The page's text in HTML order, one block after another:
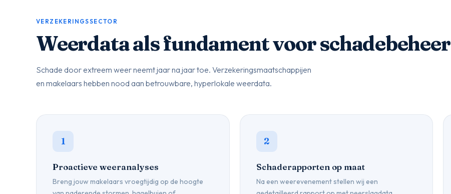
VERZEKERINGSSECTOR
Weerdata als fundament voor schadebeheer
Schade door extreem weer neemt jaar na jaar toe. Verzekeringsmaatschappijen
en makelaars hebben nood aan betrouwbare, hyperlokale weerdata.
1
Proactieve weeranalyses
Breng jouw makelaars vroegtijdig op de hoogte
2
Schaderapporten op maat
Na een weerevenement stellen wij een